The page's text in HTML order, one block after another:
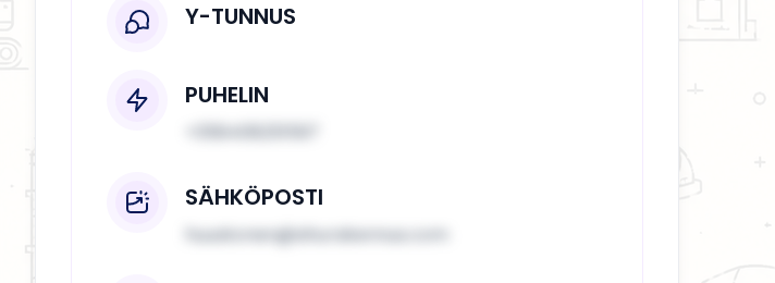
Y-TUNNUS
PUHELIN
SÄHKÖPOSTI
huuskonen@ahurakennus.com